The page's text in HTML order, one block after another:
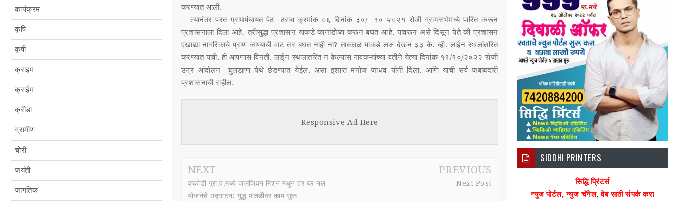
कार्यक्रम
कृषि
कृषी
क्राइम
क्राईम
क्रीडा
ग्रामीण
चोरी
जयंती
जागतिक
करण्यात आली.
त्यानंतर परत ग्रामपंचायत पेठ ठराव क्रमांक ०६ दिनांक ३०/ १० २०२१ रोजी ग्रामसभेमध्ये पारित करून
प्रशासनाला दिला आहे. तरीसुद्धा प्रशासन याकडे कानाडोळा करून बघत आहे. यावरून असे दिसून येते की प्रशासन
एखाद्या नागरिकाचे प्राण जाण्याची वाट तर बघत नाही ना? तात्काळ याकडे लक्ष देऊन ३३ के. व्ही. लाईन स्थलांतरित
करण्यात यावी. ही आपणास विनंती. लाईन स्थलांतरित न केल्यास गावकऱ्यांच्या वतीने येत्या दिनांक ११/१०/२०२२ रोजी
उग्र आंदोलन बुलडाणा येथे छेडण्यात येईल. असा इशारा मनोज जाधव यांनी दिला. आणि याची सर्व जबाबदारी
प्रशासनाची राहील.
Responsive Ad Here
NEXT
वाकोडी ग्रा.प.मध्ये जलजिवन मिशन मधुन हर घर नल
योजनेचे उद्घाटन; युद्ध पातळीवर काम सुरू
PREVIOUS
Next Post
SIDDHI PRINTERS
सिद्धि प्रिंटर्स
न्युज पोर्टल, न्युज चॅनेल, वेब साठी संपर्क करा